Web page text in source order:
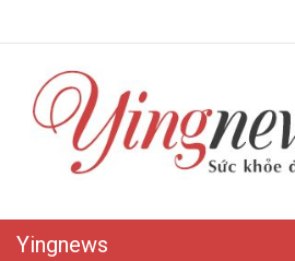
Yingnews